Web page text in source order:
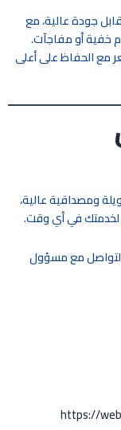
جودة عالية، مع
خفية أو مفاجآت.
مع الحفاظ على أعلى
ومصداقية عالية،
لخدمتك في أي وقت.
التواصل مع مسؤول
https://